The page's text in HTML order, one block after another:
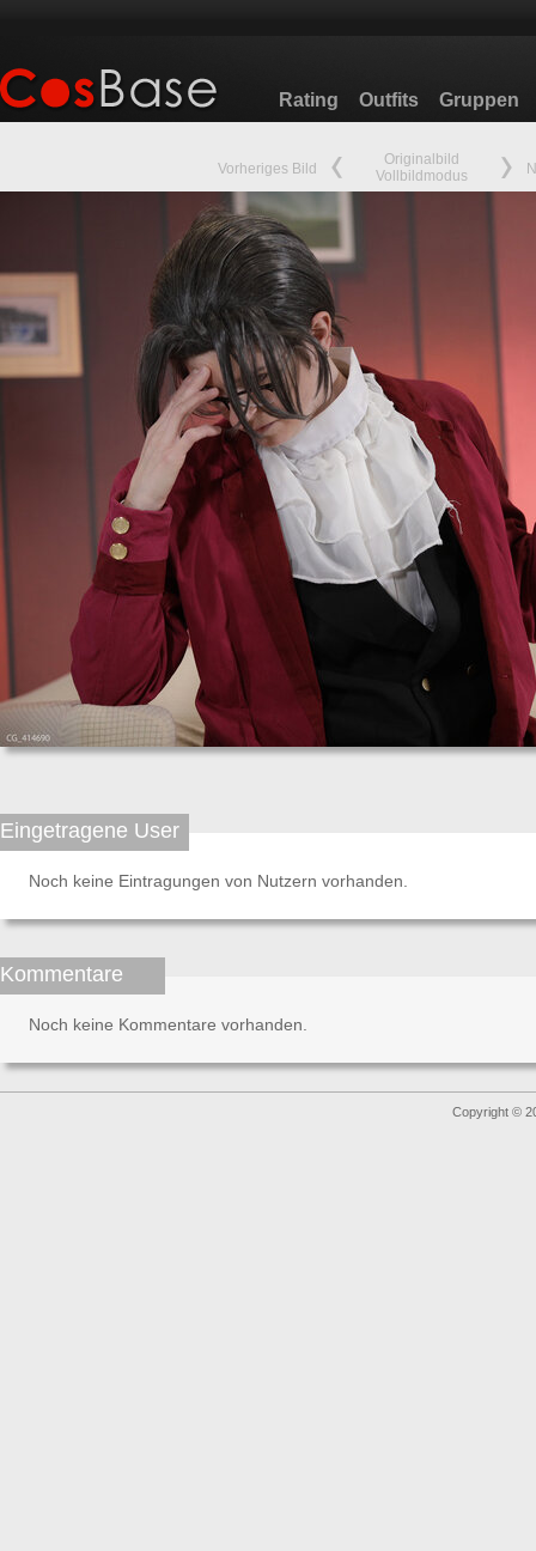
Rating Outfits Gruppen
Vorheriges Bild
Originalbild
Vollbildmodus
Eingetragene User
Noch keine Eintragungen von Nutzern vorhanden.
Kommentare
Noch keine Kommentare vorhanden.
Copyright ©